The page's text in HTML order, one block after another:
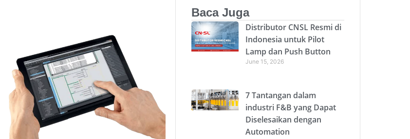
Baca Juga
Distributor CNSL Resmi di
Indonesia untuk Pilot
Lamp dan Push Button
June 15, 2026
7 Tantangan dalam
industri F&B yang Dapat
Diselesaikan dengan
Automation